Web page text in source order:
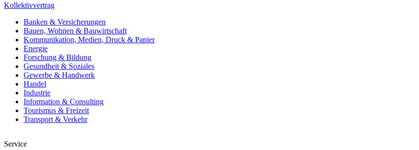
Kollektivvertrag
Banken & Versicherungen
Bauen, Wohnen & Bauwirtschaft
Kommunikation, Medien, Druck & Papier
Energie
Forschung & Bildung
Gesundheit & Soziales
Gewerbe & Handwerk
Handel
Industrie
Information & Consulting
Tourismus & Freizeit
Transport & Verkehr
Service